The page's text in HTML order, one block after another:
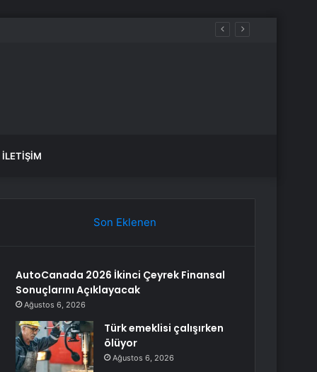
İLETIŞIM
Son Eklenen
AutoCanada 2026 İkinci Çeyrek Finansal
Sonuçlarını Açıklayacak
Ağustos 6, 2026
Türk emeklisi çalışırken
ölüyor
Ağustos 6, 2026